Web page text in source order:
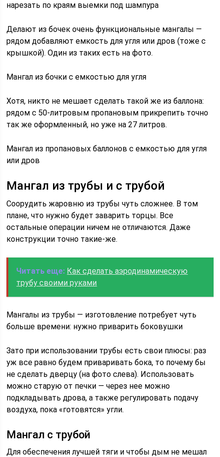
нарезать по краям выемки под шампура
Делают из бочек очень функциональные мангалы —
рядом добавляют емкость для угля или дров (тоже с
крышкой). Один из таких есть на фото.
Мангал из бочки с емкостью для угля
Хотя, никто не мешает сделать такой же из баллона:
рядом с 50-литровым пропановым прикрепить точно
так же оформленный, но уже на 27 литров.
Мангал из пропановых баллонов с емкостью для угля
или дров
Мангал из трубы и с трубой
Соорудить жаровню из трубы чуть сложнее. В том
плане, что нужно будет заварить торцы. Все
остальные операции ничем не отличаются. Даже
конструкции точно такие-же.
Читать еще: Как сделать аэродинамическую
трубу своими руками
Мангалы из трубы — изготовление потребует чуть
больше времени: нужно приварить боковушки
Зато при использовании трубы есть свои плюсы: раз
уж все равно будем приваривать бока, то почему бы
не сделать дверцу (на фото слева). Использовать
можно старую от печки — через нее можно
подкладывать дрова, а также регулировать подачу
воздуха, пока «готовятся» угли.
Мангал с трубой
Для обеспечения лучшей тяги и чтобы дым не мешал